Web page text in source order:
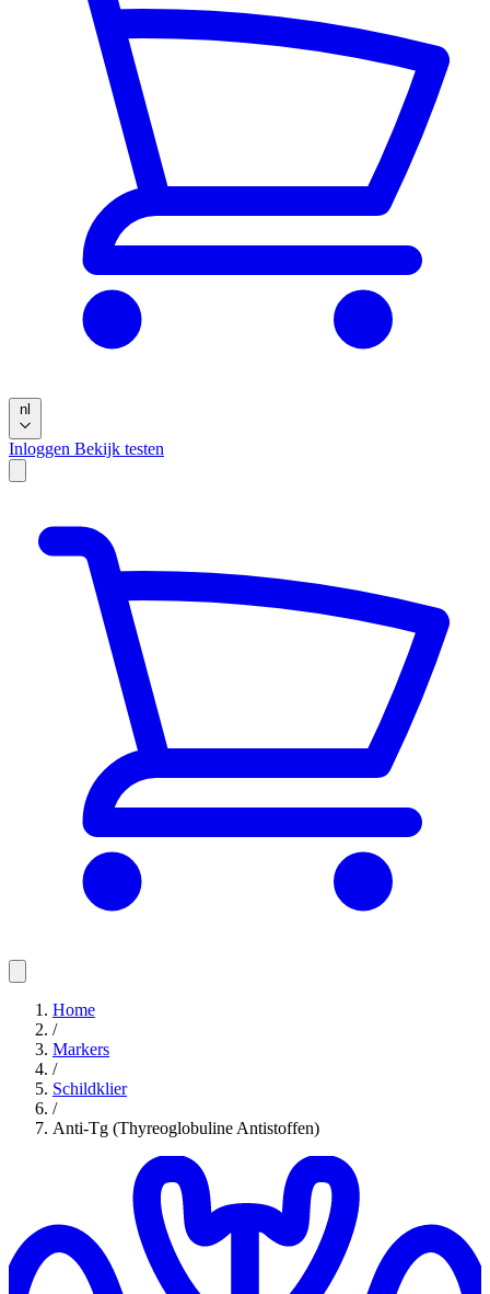
nl
Inloggen Bekijk testen
Home
/
Markers
/
Schildklier
/
Anti-Tg (Thyreoglobuline Antistoffen)